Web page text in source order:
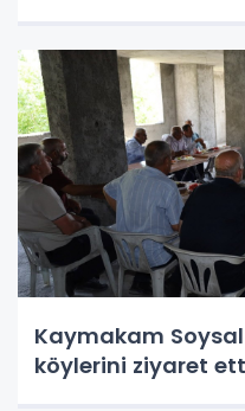
Kaymakam Soysal
köylerini ziyaret